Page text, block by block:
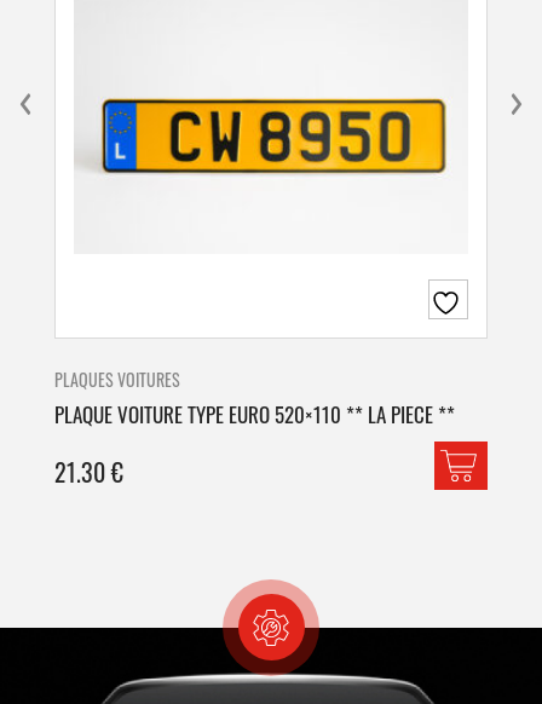
PLAQUES VOITURES
PLAQUE VOITURE TYPE EURO 520×110 ** LA PIECE **
21.30€